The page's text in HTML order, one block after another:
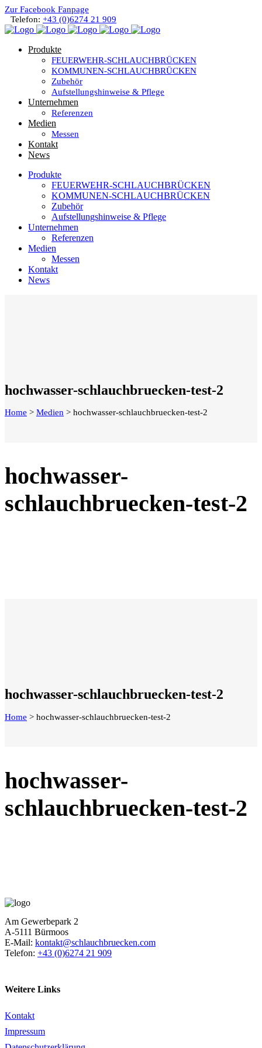
Zur Facebook Fanpage
Telefon: +43 (0)6274 21 909
Produkte
FEUERWEHR-SCHLAUCHBRÜCKEN
KOMMUNEN-SCHLAUCHBRÜCKEN
Zubehör
Aufstellungshinweise & Pflege
Unternehmen
Referenzen
Medien
Messen
Kontakt
News
Produkte
FEUERWEHR-SCHLAUCHBRÜCKEN
KOMMUNEN-SCHLAUCHBRÜCKEN
Zubehör
Aufstellungshinweise & Pflege
Unternehmen
Referenzen
Medien
Messen
Kontakt
News
hochwasser-schlauchbruecken-test-2
Home > Medien > hochwasser-schlauchbruecken-test-2
hochwasser-
schlauchbruecken-test-2
hochwasser-schlauchbruecken-test-2
Home > hochwasser-schlauchbruecken-test-2
hochwasser-
schlauchbruecken-test-2
Am Gewerbepark 2
A-5111 Bürmoos
E-Mail: kontakt@schlauchbruecken.com
Telefon: +43 (0)6274 21 909
Weitere Links
Kontakt
Impressum